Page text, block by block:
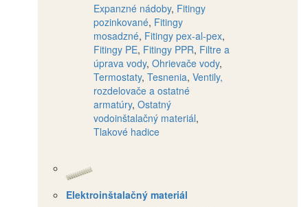
Expanzné nádoby, Fitingy
pozinkované, Fitingy
mosadzné, Fitingy pex-al-pex,
Fitingy PE, Fitingy PPR, Filtre a
úprava vody, Ohrievače vody,
Termostaty, Tesnenia, Ventily,
rozdelovače a ostatné
armatúry, Ostatný
vodoinštalačný materiál,
Tlakové hadice
Elektroinštalačný materiál